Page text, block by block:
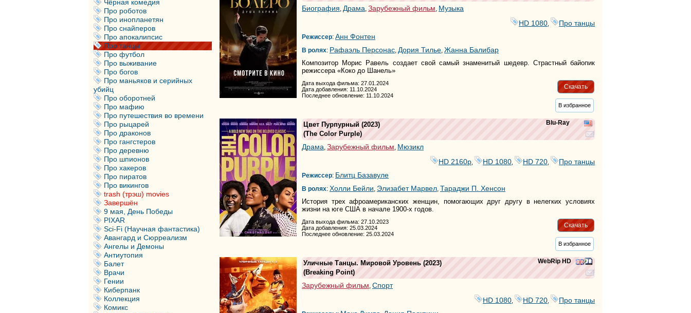
Чёрная комедия
Про роботов
Про инопланетян
Про снайперов
Про апокалипсис
Про танцы
Про футбол
Про выживание
Про богов
Про маньяков и серийных
убийц
Про оборотней
Про мафию
Про путешествия во времени
Про рыцарей
Про драконов
Про гангстеров
Про деревню
Про шпионов
Про хакеров
Про пиратов
Про викингов
trash (трэш) movies
Завершён
9 мая, День Победы
PIXAR
Sci-Fi (Научная фантастика)
Авангард и Сюрреализм
Ангелы и Демоны
Антиутопия
Балет
Врачи
Гении
Киберпанк
Коллекция
Комикс
Биография, Драма, Зарубежный фильм, Музыка
HD 1080
Про танцы
Режиссер: Анн Фонтен
В ролях: Рафаэль Персонас, Дория Тилье, Жанна Балибар
Композитор Морис Равель создает свой самый знаменитый шедевр. Страстный байопик
режиссера «Коко до Шанель»
Скачать
Дата выхода фильма: 27.01.2024
Дата добавления: 11.10.2024
Последнее обновление: 11.10.2024
В избранное
Blu-Ray
Цвет Пурпурный (2023)
(The Color Purple)
Драма, Зарубежный фильм, Мюзикл
HD 2160р
HD 1080 HD 720 Про танцы
Режиссер: Блитц Базавуле
В ролях: Холли Бейли, Элизабет Марвел, Тараджи П. Хенсон
История трех афроамериканских женщин, помогающих друг другу в нелегких условиях
жизни на юге США в начале 1900-х годов.
Скачать
Дата выхода фильма: 27.10.2023
Дата добавления: 25.03.2024
Последнее обновление: 25.03.2024
В избранное
WebRip HD
Уличные Танцы. Мировой Уровень (2023)
(Breaking Point)
Зарубежный фильм, Спорт
HD 1080
HD 720 Про танцы